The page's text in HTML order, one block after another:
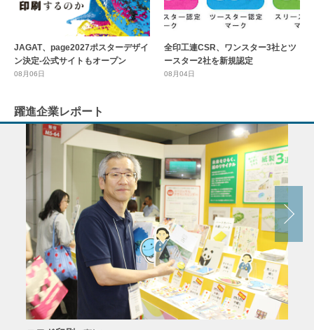
JAGAT、page2027ポスターデザイ
ン決定-公式サイトもオープン
08月06日
全印工連CSR、ワンスター3社とツ
ースター2社を新規認定
08月04日
躍進企業レポート